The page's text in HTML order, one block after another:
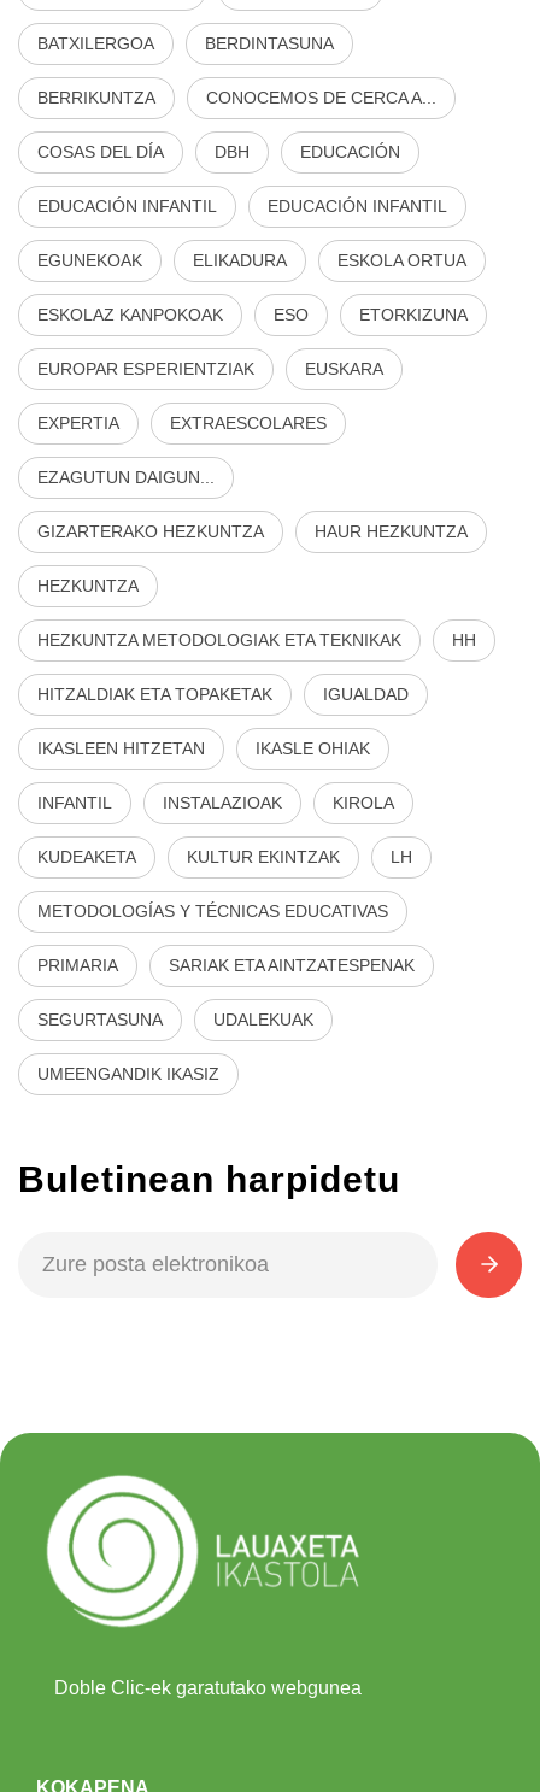
BATXILERGOA BERDINTASUNA
BERRIKUNTZA CONOCEMOS DE CERCA A...
COSAS DEL DÍA DBH EDUCACIÓN
EDUCACIÓN INFANTIL EDUCACIÓN INFANTIL
EGUNEKOAK ELIKADURA ESKOLA ORTUA
ESKOLAZ KANPOKOAK ESO ETORKIZUNA
EUROPAR ESPERIENTZIAK EUSKARA
EXPERTIA EXTRAESCOLARES
EZAGUTUN DAIGUN...
GIZARTERAKO HEZKUNTZA HAUR HEZKUNTZA
HEZKUNTZA
HEZKUNTZA METODOLOGIAK ETA TEKNIKAK HH
HITZALDIAK ETA TOPAKETAK IGUALDAD
IKASLEEN HITZETAN IKASLE OHIAK
INFANTIL INSTALAZIOAK KIROLA
KUDEAKETA KULTUR EKINTZAK LH
METODOLOGÍAS Y TÉCNICAS EDUCATIVAS
PRIMARIA SARIAK ETA AINTZATESPENAK
SEGURTASUNA UDALEKUAK
UMEENGANDIK IKASIZ
Buletinean harpidetu
Doble Clic-ek garatutako webgunea
KOKAPENA